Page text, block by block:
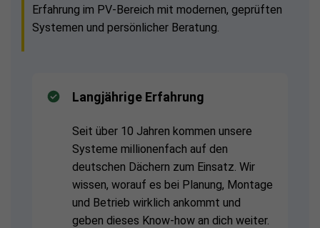
Erfahrung im PV-Bereich mit modernen, geprüften
Systemen und persönlicher Beratung.
Langjährige Erfahrung
Seit über 10 Jahren kommen unsere
Systeme millionenfach auf den
deutschen Dächern zum Einsatz. Wir
wissen, worauf es bei Planung, Montage
und Betrieb wirklich ankommt und
geben dieses Know-how an dich weiter.